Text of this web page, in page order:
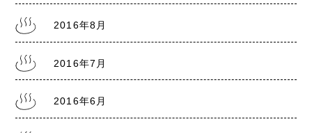
2016年8月
2016年7月
2016年6月